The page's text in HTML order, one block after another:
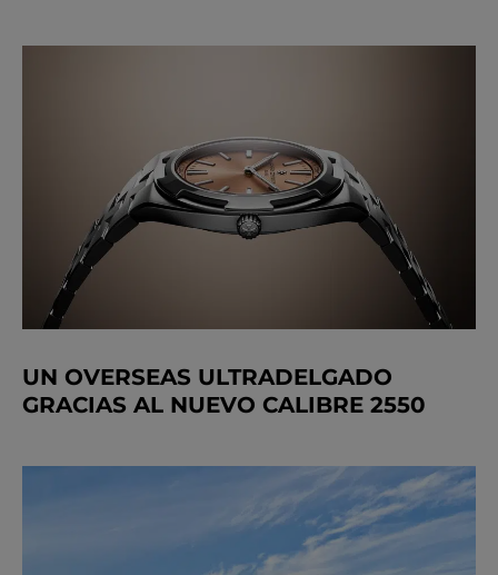
UN OVERSEAS ULTRADELGADO
GRACIAS AL NUEVO CALIBRE 2550